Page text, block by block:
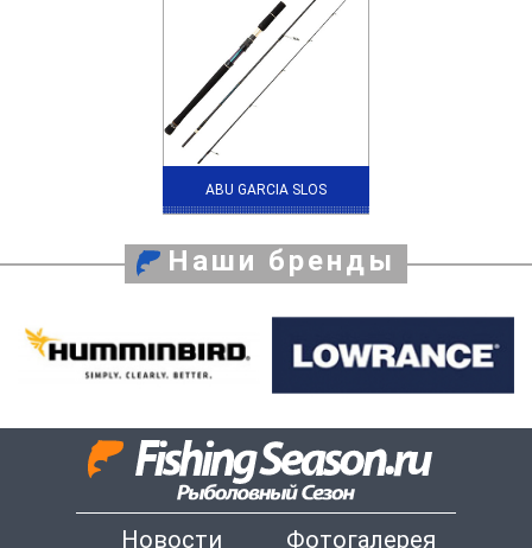
ABU GARCIA SLOS
Наши бренды
Новости Фотогалерея